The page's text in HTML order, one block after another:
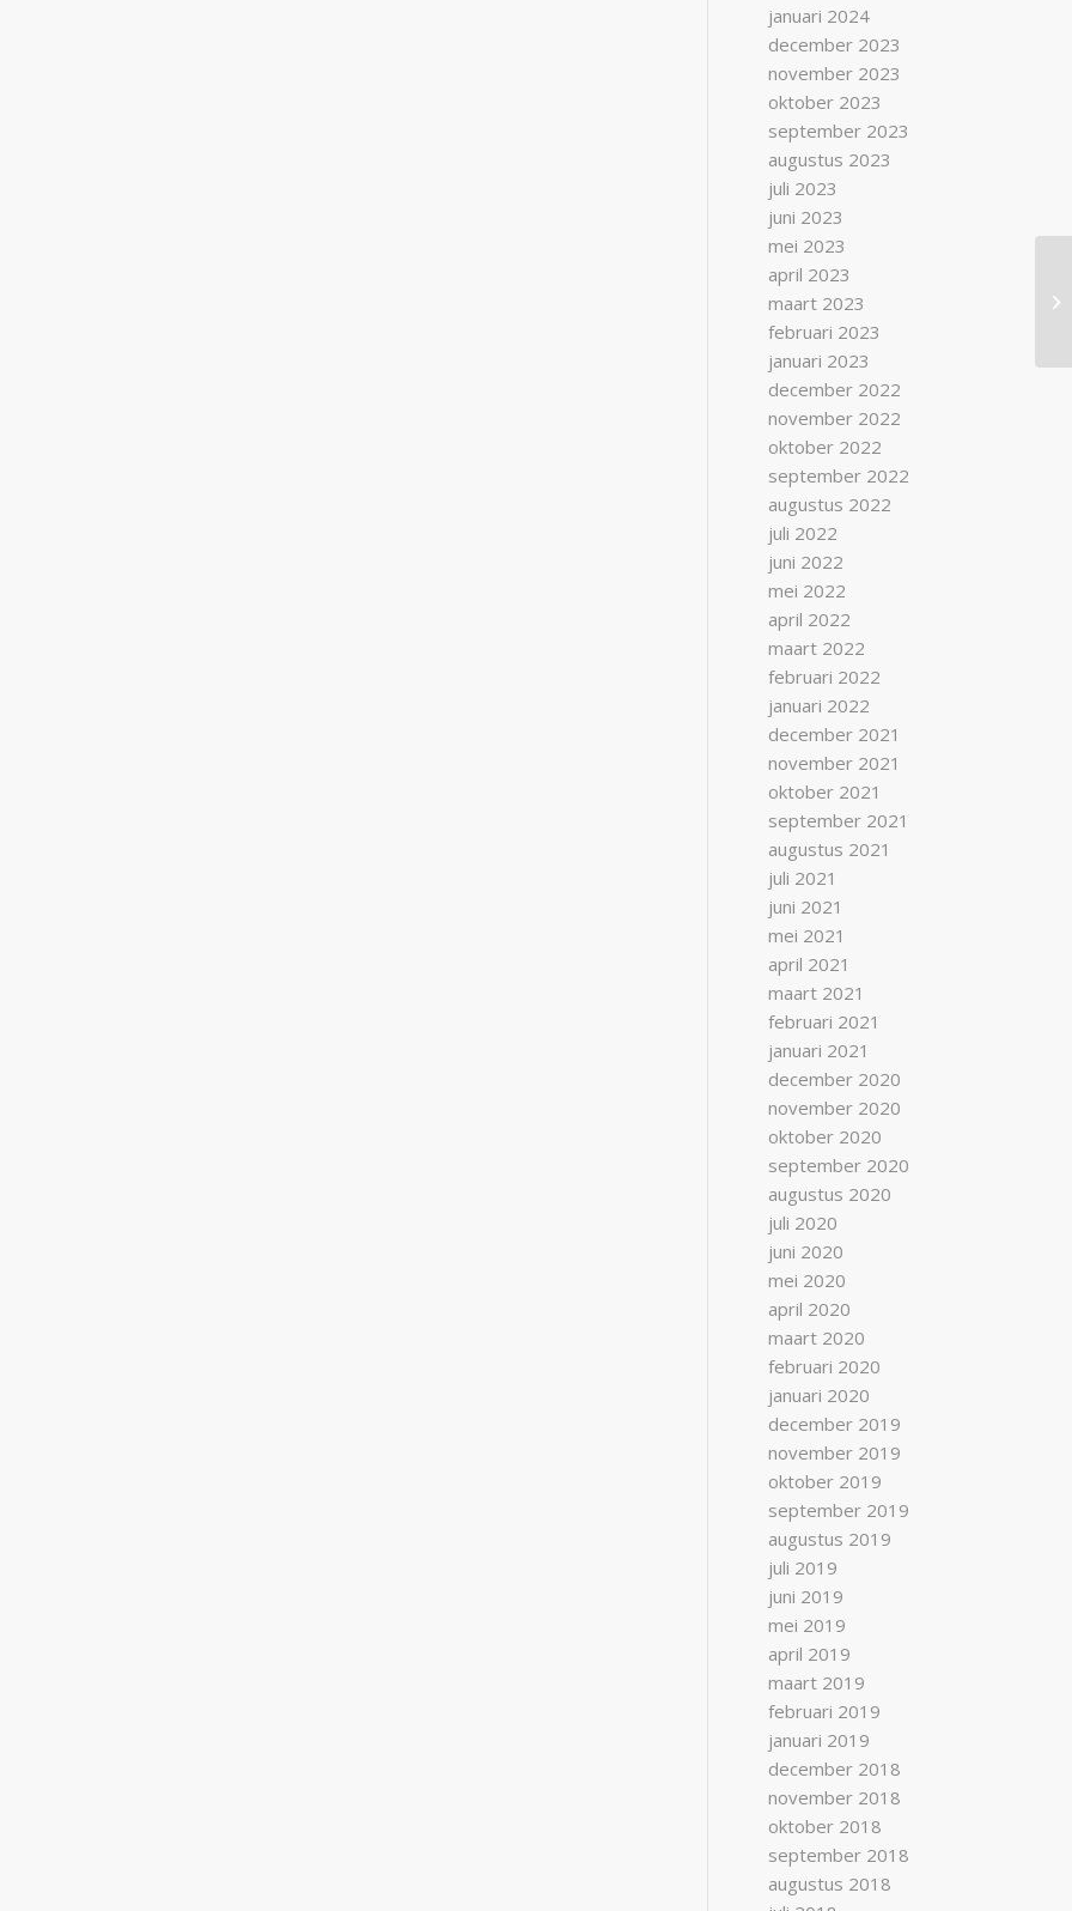
januari 2024
december 2023
november 2023
oktober 2023
september 2023
augustus 2023
juli 2023
juni 2023
mei 2023
april 2023
maart 2023
februari 2023
januari 2023
december 2022
november 2022
oktober 2022
september 2022
augustus 2022
juli 2022
juni 2022
mei 2022
april 2022
maart 2022
februari 2022
januari 2022
december 2021
november 2021
oktober 2021
september 2021
augustus 2021
juli 2021
juni 2021
mei 2021
april 2021
maart 2021
februari 2021
januari 2021
december 2020
november 2020
oktober 2020
september 2020
augustus 2020
juli 2020
juni 2020
mei 2020
april 2020
maart 2020
februari 2020
januari 2020
december 2019
november 2019
oktober 2019
september 2019
augustus 2019
juli 2019
juni 2019
mei 2019
april 2019
maart 2019
februari 2019
januari 2019
december 2018
november 2018
oktober 2018
september 2018
augustus 2018